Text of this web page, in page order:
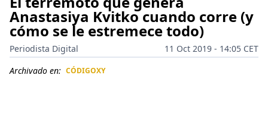
Anastasiya Kvitko cuando corre (y
cómo se le estremece todo)
Periodista Digital
11 Oct 2019 - 14:05 CET
Archivado en: CÓDIGOXY